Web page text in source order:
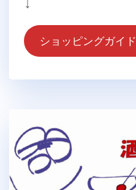
ショッピングガイド